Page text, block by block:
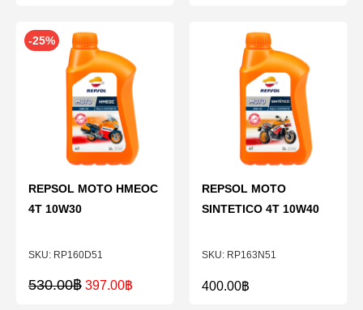
-25%
RP160D51
REPSOL MOTO HMEOC
4T 10W30
530.00฿ 397.00฿
RP163N51
REPSOL MOTO
SINTETICO 4T 10W40
400.00฿